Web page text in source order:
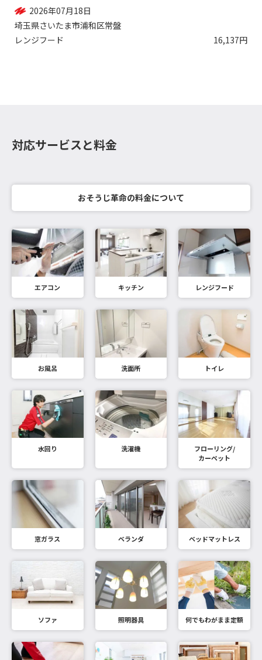
2026年07月18日
埼玉県さいたま市浦和区常盤
レンジフード
16,137円
対応サービスと料金
おそうじ革命の料金について
エアコン キッチン レンジフード
お風呂 洗面所 トイレ
水回り 洗濯機
フローリング/
カーペット
窓ガラス ベランダ ベッドマットレス
ソファ 照明器具 何でもわがまま定額